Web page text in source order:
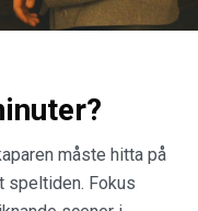
måste hitta på
speltiden. Fokus